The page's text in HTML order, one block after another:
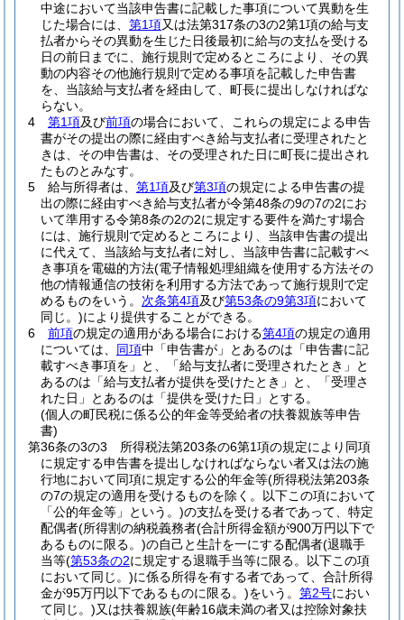
中途において当該申告書に記載した事項について異動を生
じた場合には、 第1項又は法第317条の3の2第1項の給与支
払者からその異動を生じた日後最初に給与の支払を受ける
日の前日までに、施行規則で定めるところにより、その異
動の内容その他施行規則で定める事項を記載した申告書
を、当該給与支払者を経由して、町長に提出しなければな
らない。
4
第1項及び前項の場合において、これらの規定による申告
書がその提出の際に経由すべき給与支払者に受理されたと
きは、その申告書は、その受理された日に町長に提出され
たものとみなす。
5
給与所得者は、 第1項及び第3項の規定による申告書の提
出の際に経由すべき給与支払者が令第48条の9の7の2にお
いて準用する令第8条の2の2に規定する要件を満たす場合
には、施行規則で定めるところにより、当該申告書の提出
に代えて、当該給与支払者に対し、当該申告書に記載すべ
き事項を電磁的方法(電子情報処理組織を使用する方法その
他の情報通信の技術を利用する方法であって施行規則で定
めるものをいう。 次条第4項及び第53条の9第3項において
同じ。)により提供することができる。
6
前項の規定の適用がある場合における第4項の規定の適用
については、 同項中「申告書が」とあるのは「申告書に記
載すべき事項を」と、「給与支払者に受理されたとき」と
あるのは「給与支払者が提供を受けたとき」と、「受理さ
れた日」とあるのは「提供を受けた日」とする。
(個人の町民税に係る公的年金等受給者の扶養親族等申告
書)
第36条の3の3
所得税法第203条の6第1項の規定により同項
に規定する申告書を提出しなければならない者又は法の施
行地において同項に規定する公的年金等(所得税法第203条
の7の規定の適用を受けるものを除く。以下この項において
「公的年金等」という。)の支払を受ける者であって、特定
配偶者(所得割の納税義務者(合計所得金額が900万円以下で
あるものに限る。)の自己と生計を一にする配偶者(退職手
当等(第53条の2に規定する退職手当等に限る。以下この項
において同じ。)に係る所得を有する者であって、合計所得
金が95万円以下であるものに限る。)をいう。 第2号におい
て同じ。)又は扶養親族(年齢16歳未満の者又は控除対象扶